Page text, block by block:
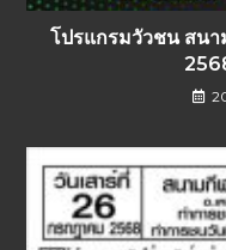
โปรแกรมวัวชน สน